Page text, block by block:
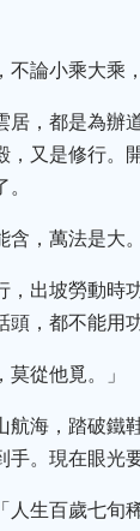
不論小乘大乘
居，都是為辦
，又是修行。
含，萬法是大
，出坡勞動時
，都不能用功
從他覓。」
航海，踏破鐵
。現在眼光
人生百歲七旬